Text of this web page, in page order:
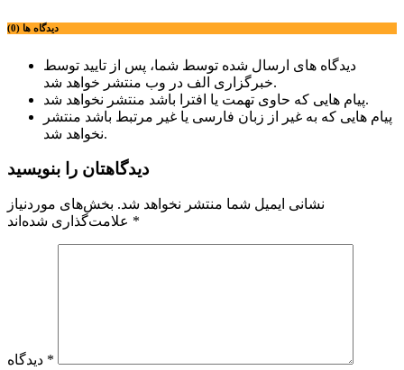
دیدگاه ها (0)
دیدگاه های ارسال شده توسط شما، پس از تایید توسط
خبرگزاری الف در وب منتشر خواهد شد.
پیام هایی که حاوی تهمت یا افترا باشد منتشر نخواهد شد.
پیام هایی که به غیر از زبان فارسی یا غیر مرتبط باشد منتشر
نخواهد شد.
دیدگاهتان را بنویسید
نشانی ایمیل شما منتشر نخواهد شد. بخش‌های موردنیاز
*
*